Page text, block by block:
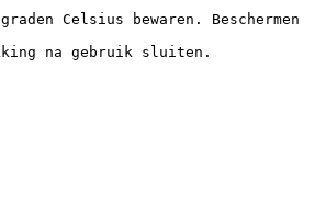
Celsius bewaren. Beschermen
na gebruik sluiten.